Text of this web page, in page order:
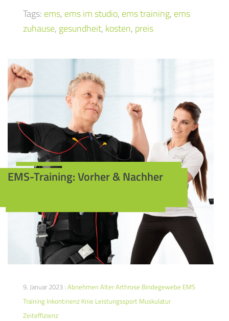
Tags: ems, ems im studio, ems training, ems
zuhause, gesundheit, kosten, preis
EMS-Training: Vorher & Nachher
9. Januar 2023 : Abnehmen AlterArthrose Bindegewebe EMS
Training Inkontinenz Knie Leistungssport Muskulatur
Zeiteffizienz